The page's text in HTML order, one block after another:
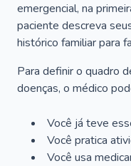
emergencial, na
paciente descreva
histórico familiar para
Para definir o quadro
doenças, o médico
Você já teve
Você pratica
Você usa